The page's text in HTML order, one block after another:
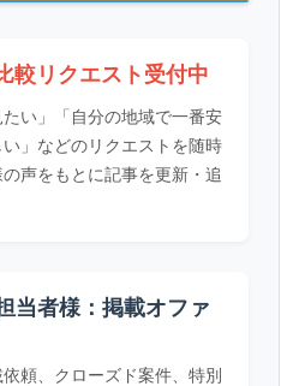
較リクエスト受付中
たい」「自分の地域で一番安
」などのリクエストを随時
声をもとに記事を更新・追
当者様：掲載オファ
頼、クローズド案件、特別